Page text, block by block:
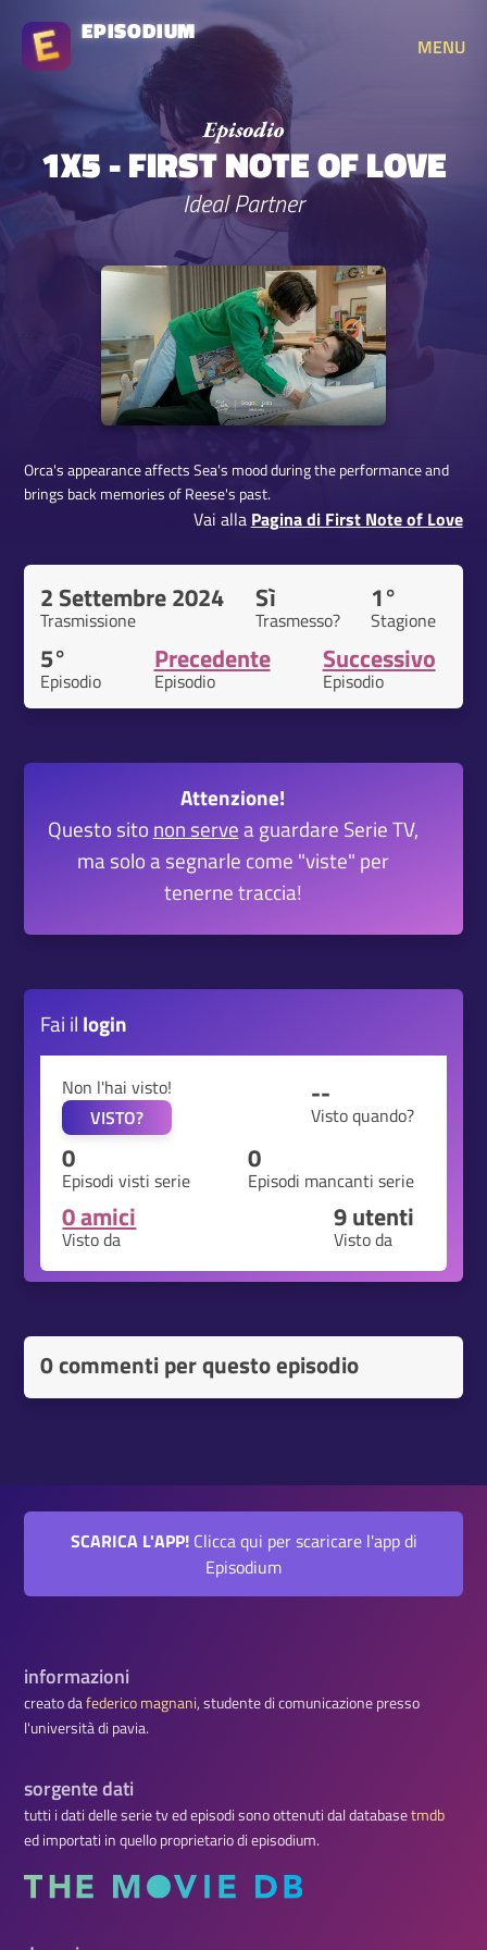
EPISODIUM
MENU
1X5 - FIRST NOTE OF LOVE
Ideal Partner
Orca's appearance affects Sea's mood during the performance and
brings back memories of Reese's past.
Vai alla Pagina di First Note of Love
2 Settembre 2024
Trasmissione
Sì
Trasmesso?
1°
Stagione
5°
Episodio
Precedente
Episodio
Successivo
Episodio
Attenzione!
Questo sito non servea guardare Serie TV,
ma solo a segnarle come "viste" per
tenerne traccia!
Fai il login
Non l'hai visto!
VISTO?
--
Visto quando?
0
Episodi visti serie
0
Episodi mancanti serie
0 amici
Visto da
9utenti
Visto da
0 commenti per questo episodio
SCARICA L'APP!Clicca qui per scaricare l'app di
Episodium
informazioni
creato dafederico magnani, studente di comunicazione presso
l'università di pavia.
sorgente dati
tutti i dati delle serie tv ed episodi sono ottenuti dal databasetmdb
ed importati in quello proprietario di episodium.